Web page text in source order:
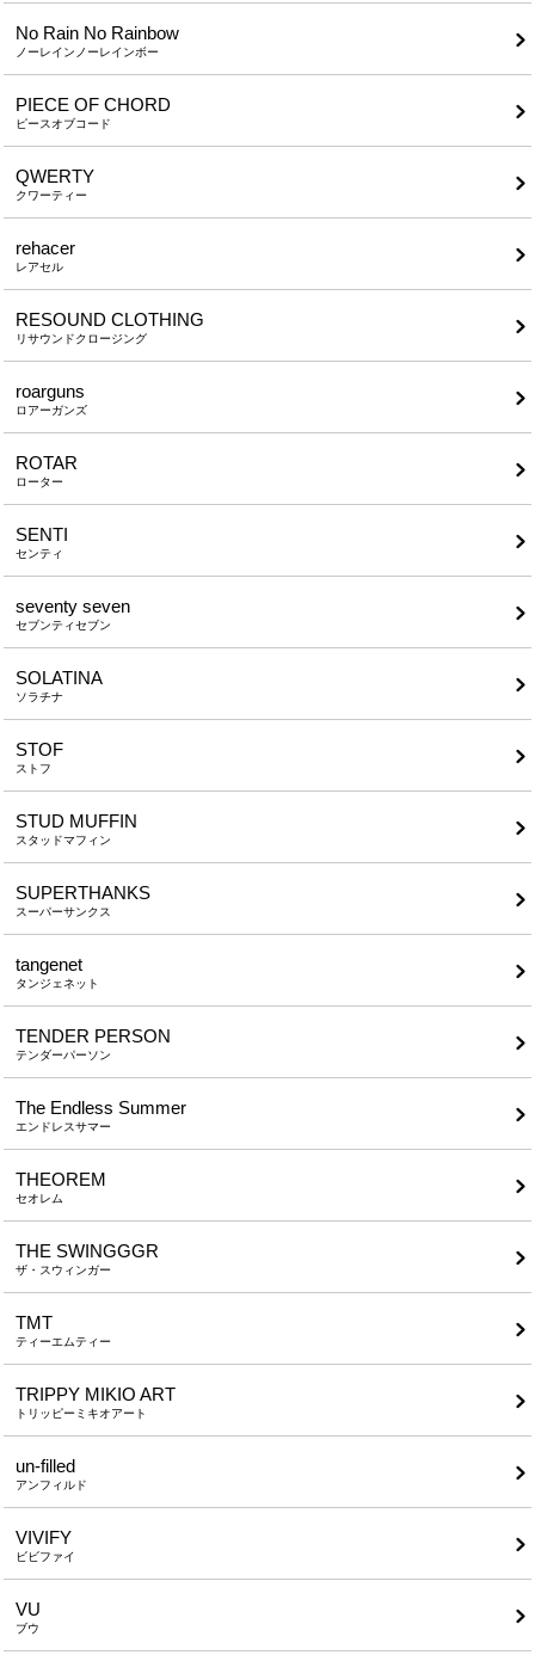
No Rain No Rainbow
ノーレインノーレインボー
PIECE OF CHORD
ピースオブコード
QWERTY
クワーティー
rehacer
レアセル
RESOUND CLOTHING
リサウンドクロージング
roarguns
ロアーガンズ
ROTAR
ローター
SENTI
センティ
seventy seven
セブンティセブン
SOLATINA
ソラチナ
STOF
ストフ
STUD MUFFIN
スタッドマフィン
SUPERTHANKS
スーパーサンクス
tangenet
タンジェネット
TENDER PERSON
テンダーパーソン
The Endless Summer
エンドレスサマー
THEOREM
セオレム
THE SWINGGGR
ザ・スウィンガー
TMT
ティーエムティー
TRIPPY MIKIO ART
トリッピーミキオアート
un-filled
アンフィルド
VIVIFY
ビビファイ
VU
ブウ